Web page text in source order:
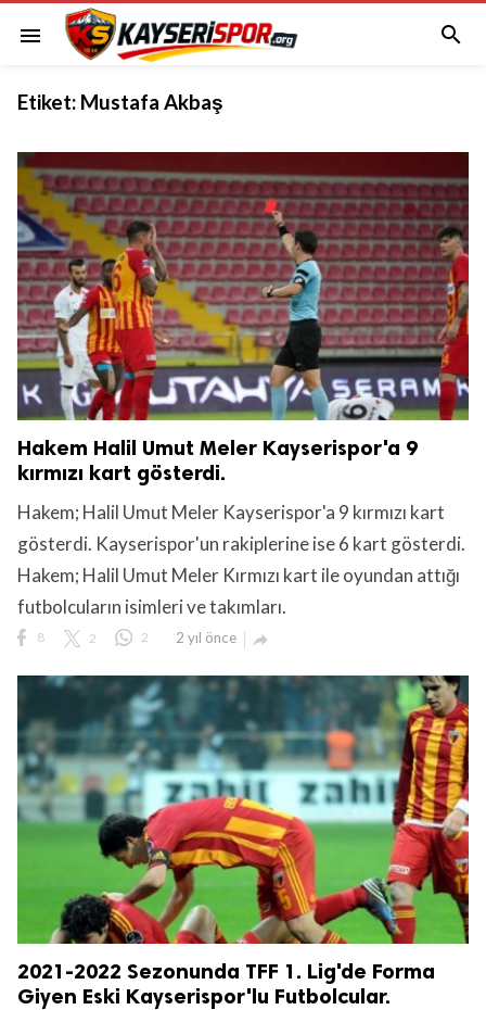
menu 
Etiket: Mustafa Akbaş
Hakem Halil Umut Meler Kayserispor'a 9
kırmızı kart gösterdi.
Hakem; Halil Umut Meler Kayserispor'a 9 kırmızı kart
gösterdi. Kayserispor'un rakiplerine ise 6 kart gösterdi.
Hakem; Halil Umut Meler Kırmızı kart ile oyundan attığı
futbolcuların isimleri ve takımları.
8 2 2 2 yıl önce 
2021-2022 Sezonunda TFF 1. Lig'de Forma
Giyen Eski Kayserispor'lu Futbolcular.